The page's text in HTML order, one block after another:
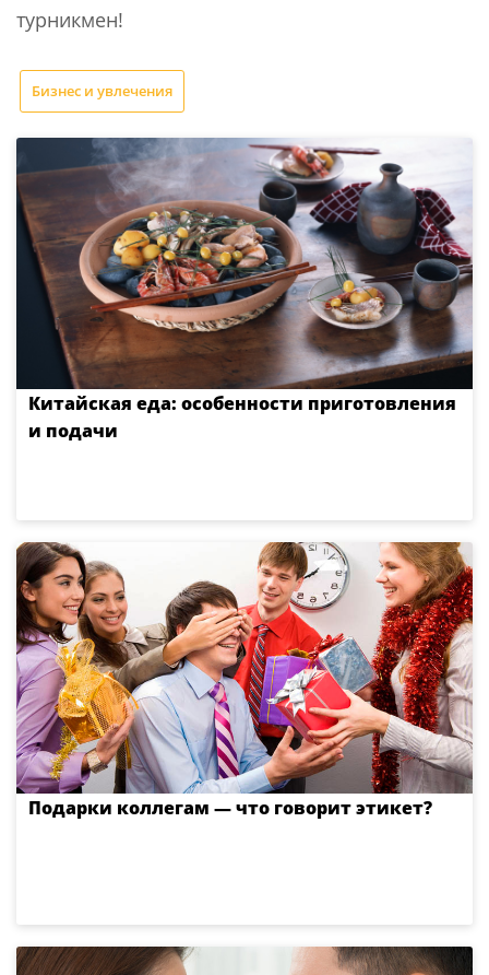
турникмен!
Бизнес и увлечения
Китайская еда: особенности приготовления
и подачи
Подарки коллегам — что говорит этикет?